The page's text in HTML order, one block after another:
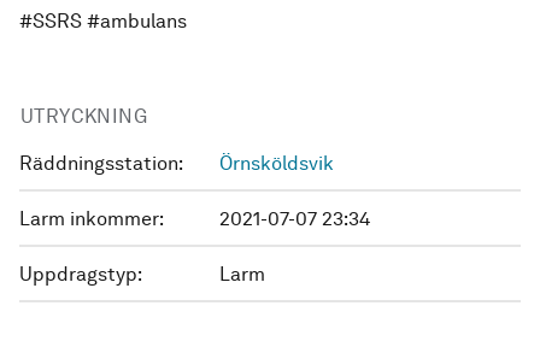
#SSRS #ambulans
UTRYCKNING
Räddningsstation: Örnsköldsvik
Larm inkommer: 2021-07-07 23:34
Uppdragstyp: Larm